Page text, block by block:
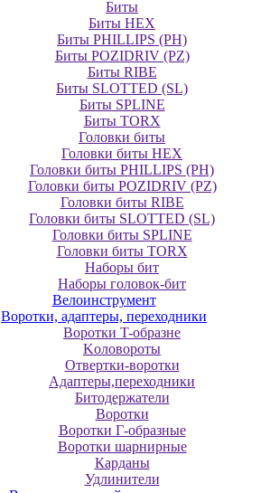
Биты
Биты HEX
Биты PHILLIPS (PH)
Биты POZIDRIV (PZ)
Биты RIBE
Биты SLOTTED (SL)
Биты SPLINE
Биты TORX
Головки биты
Головки биты HEX
Головки биты PHILLIPS (PH)
Головки биты POZIDRIV (PZ)
Головки биты RIBE
Головки биты SLOTTED (SL)
Головки биты SPLINE
Головки биты TORX
Наборы бит
Наборы головок-бит
Велоинструмент
Воротки, адаптеры, переходники
Bopoтки T-oбpaзне
Koлoвopoты
Oтвepтки-вopoтки
Адаптеры,переходники
Битодержатели
Воротки
Воротки Г-образные
Воротки шарнирные
Карданы
Удлинители